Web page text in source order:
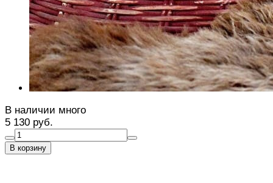
В наличии много
5 130 руб.
В корзину